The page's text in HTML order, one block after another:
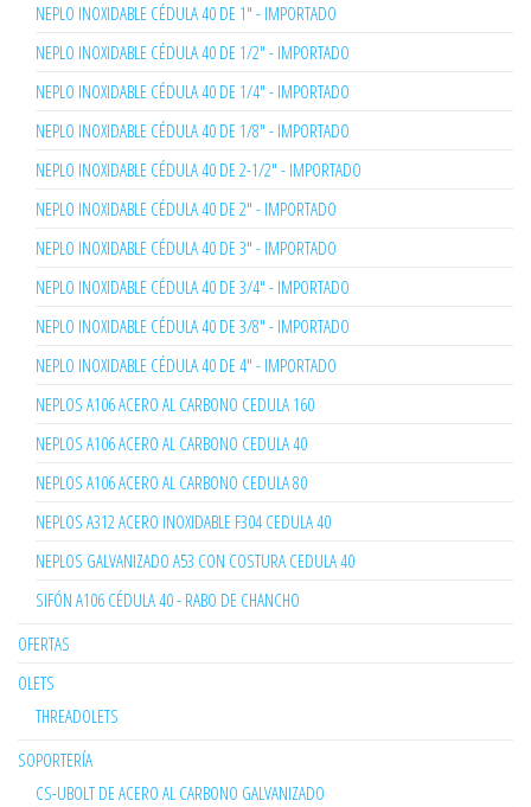
NEPLO INOXIDABLE CÉDULA 40 DE 1" - IMPORTADO
NEPLO INOXIDABLE CÉDULA 40 DE 1/2" - IMPORTADO
NEPLO INOXIDABLE CÉDULA 40 DE 1/4" - IMPORTADO
NEPLO INOXIDABLE CÉDULA 40 DE 1/8" - IMPORTADO
NEPLO INOXIDABLE CÉDULA 40 DE 2-1/2" - IMPORTADO
NEPLO INOXIDABLE CÉDULA 40 DE 2" - IMPORTADO
NEPLO INOXIDABLE CÉDULA 40 DE 3" - IMPORTADO
NEPLO INOXIDABLE CÉDULA 40 DE 3/4" - IMPORTADO
NEPLO INOXIDABLE CÉDULA 40 DE 3/8" - IMPORTADO
NEPLO INOXIDABLE CÉDULA 40 DE 4" - IMPORTADO
NEPLOS A106 ACERO AL CARBONO CEDULA 160
NEPLOS A106 ACERO AL CARBONO CEDULA 40
NEPLOS A106 ACERO AL CARBONO CEDULA 80
NEPLOS A312 ACERO INOXIDABLE F304 CEDULA 40
NEPLOS GALVANIZADO A53 CON COSTURA CEDULA 40
SIFÓN A106 CÉDULA 40 - RABO DE CHANCHO
OFERTAS
OLETS
THREADOLETS
SOPORTERÍA
CS-UBOLT DE ACERO AL CARBONO GALVANIZADO